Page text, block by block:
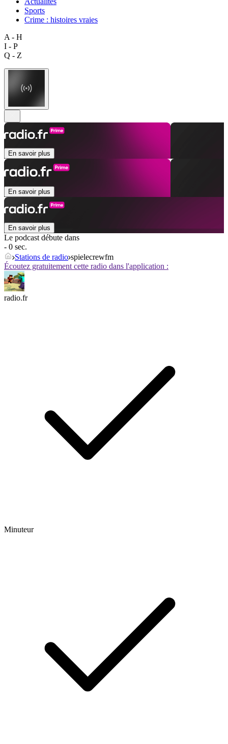
Sports
Crime : histoires vraies
A - H
I - P
Q - Z
En savoir plus
En savoir plus
En savoir plus
Le podcast débute dans
- 0 sec.
Stations de radio spielecrewfm
Écoutez gratuitement cette radio dans l'application :
radio.fr
Minuteur